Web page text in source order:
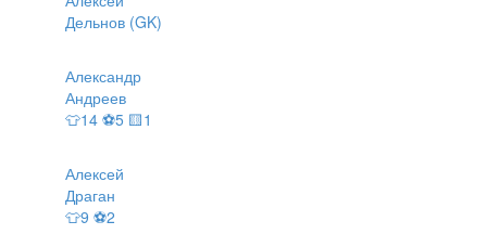
Дельнов (GK)
Александр
Андреев
👕14 ⚽5 🟨1
Алексей
Драган
👕9 ⚽2